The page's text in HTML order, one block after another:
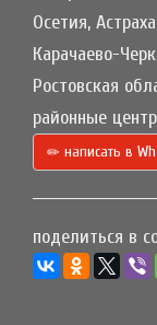
Осетия,
Карачаево-
Ростовская
районные
написать в
поделиться в